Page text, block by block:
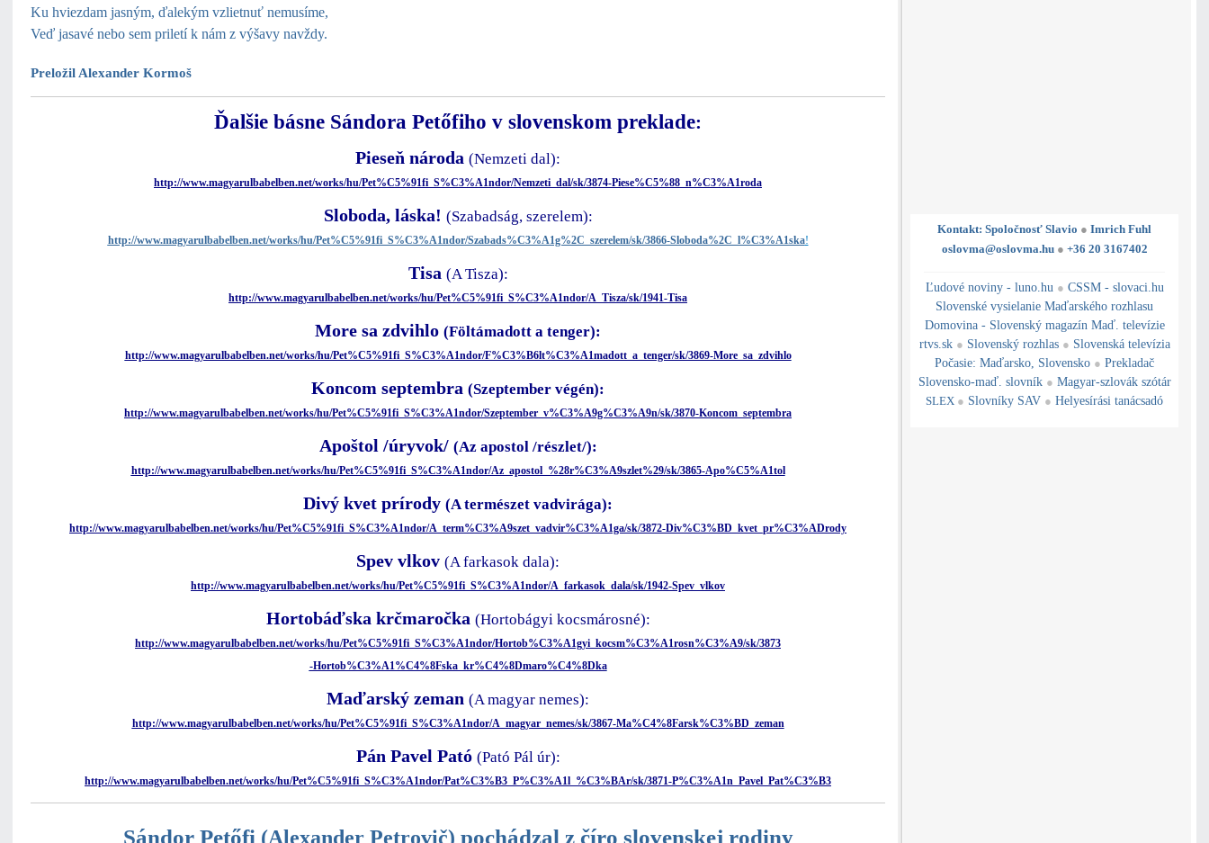
Ku hviezdam jasným, ďalekým vzlietnuť nemusíme,
Veď jasavé nebo sem priletí k nám z výšavy navždy.
Preložil Alexander Kormoš
Ďalšie básne Sándora Petőfiho v slovenskom preklade:
Pieseň národa (Nemzeti dal):
http://www.magyarulbabelben.net/works/hu/Pet%C5%91fi_S%C3%A1ndor/Nemzeti_dal/sk/3874-Piese%C5%88_n%C3%A1roda
Sloboda, láska! (Szabadság, szerelem):
http://www.magyarulbabelben.net/works/hu/Pet%C5%91fi_S%C3%A1ndor/Szabads%C3%A1g%2C_szerelem/sk/3866-Sloboda%2C_l%C3%A1ska!
Tisa (A Tisza):
http://www.magyarulbabelben.net/works/hu/Pet%C5%91fi_S%C3%A1ndor/A_Tisza/sk/1941-Tisa
More sa zdvihlo (Föltámadott a tenger):
http://www.magyarulbabelben.net/works/hu/Pet%C5%91fi_S%C3%A1ndor/F%C3%B6lt%C3%A1madott_a_tenger/sk/3869-More_sa_zdvihlo
Koncom septembra (Szeptember végén):
http://www.magyarulbabelben.net/works/hu/Pet%C5%91fi_S%C3%A1ndor/Szeptember_v%C3%A9g%C3%A9n/sk/3870-Koncom_septembra
Apoštol /úryvok/ (Az apostol /részlet/):
http://www.magyarulbabelben.net/works/hu/Pet%C5%91fi_S%C3%A1ndor/Az_apostol_%28r%C3%A9szlet%29/sk/3865-Apo%C5%A1tol
Divý kvet prírody (A természet vadvirága):
http://www.magyarulbabelben.net/works/hu/Pet%C5%91fi_S%C3%A1ndor/A_term%C3%A9szet_vadvir%C3%A1ga/sk/3872-Div%C3%BD_kvet_pr%C3%ADrody
Spev vlkov (A farkasok dala):
http://www.magyarulbabelben.net/works/hu/Pet%C5%91fi_S%C3%A1ndor/A_farkasok_dala/sk/1942-Spev_vlkov
Hortobáďska krčmaročka (Hortobágyi kocsmárosné):
http://www.magyarulbabelben.net/works/hu/Pet%C5%91fi_S%C3%A1ndor/Hortob%C3%A1gyi_kocsm%C3%A1rosn%C3%A9/sk/3873
-Hortob%C3%A1%C4%8Fska_kr%C4%8Dmaro%C4%8Dka
Maďarský zeman (A magyar nemes):
http://www.magyarulbabelben.net/works/hu/Pet%C5%91fi_S%C3%A1ndor/A_magyar_nemes/sk/3867-Ma%C4%8Farsk%C3%BD_zeman
Pán Pavel Pató (Pató Pál úr):
http://www.magyarulbabelben.net/works/hu/Pet%C5%91fi_S%C3%A1ndor/Pat%C3%B3_P%C3%A1l_%C3%BAr/sk/3871-P%C3%A1n_Pavel_Pat%C3%B3
Sándor Petőfi (Alexander Petrovič) pochádzal z číro slovenskej rodiny
Kontakt: Spoločnosť Slavio ● Imrich Fuhl
oslovma@oslovma.hu ● +36 20 3167402
Ľudové noviny - luno.hu ● CSSM - slovaci.hu
Slovenské vysielanie Maďarského rozhlasu
Domovina - Slovenský magazín Maď. televízie
rtvs.sk ● Slovenský rozhlas ● Slovenská televízia
Počasie: Maďarsko, Slovensko ● Prekladač
Slovensko-maď. slovník ● Magyar-szlovák szótár
SLEX ● Slovníky SAV ● Helyesírási tanácsadó